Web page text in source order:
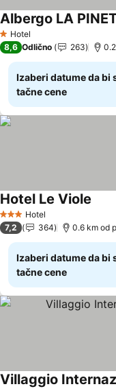
1 Zvezdice
Hotel
Albergo LA
8,6 Odlično 263
Izaberi datume da bi
tačne cene
3 Zvezdice
Hotel
Hotel Le Viole
7,2 364 0.6 km od
Izaberi datume da bi
tačne cene
Villaggio